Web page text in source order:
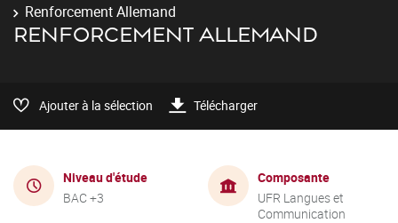
Renforcement Allemand
RENFORCEMENT ALLEMAND
Ajouter à la sélection Télécharger
Niveau d'étude
BAC +3
Composante
UFR Langues et
Communication